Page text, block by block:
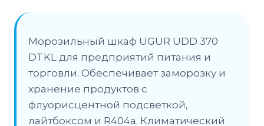
Морозильный шкаф UGUR UDD 370
DTKL для предприятий питания и
торговли. Обеспечивает заморозку и
хранение продуктов с
флуорисцентной подсветкой,
лайтбоксом и R404a. Климатический